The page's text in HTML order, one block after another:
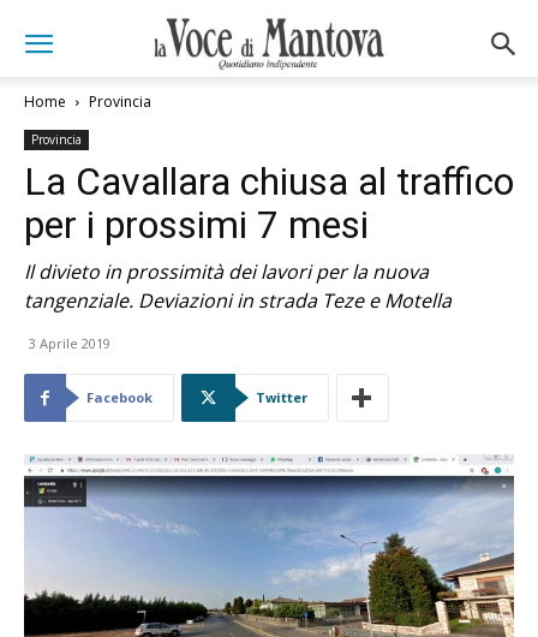
Home Provincia
Provincia
La Cavallara chiusa al traffico
per i prossimi 7 mesi
Il divieto in prossimità dei lavori per la nuova
tangenziale. Deviazioni in strada Teze e Motella
3 Aprile 2019
Facebook Twitter